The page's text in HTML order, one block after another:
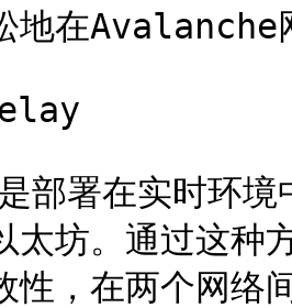
地在Avalanche
部署在实时环境
太坊。通过这种
性，在两个网络